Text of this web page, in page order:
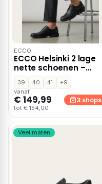
ECCO
ECCO Helsinki 2 lage
nette schoenen –
Zwart
39 40 41
+9
vanaf
€ 149,99
tot € 154,00
3 shops
Veel maten